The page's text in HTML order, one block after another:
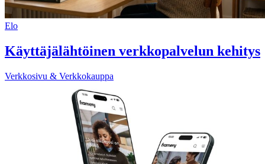
Elo
Käyttäjälähtöinen verkkopalvelun kehitys
Verkkosivu & Verkkokauppa